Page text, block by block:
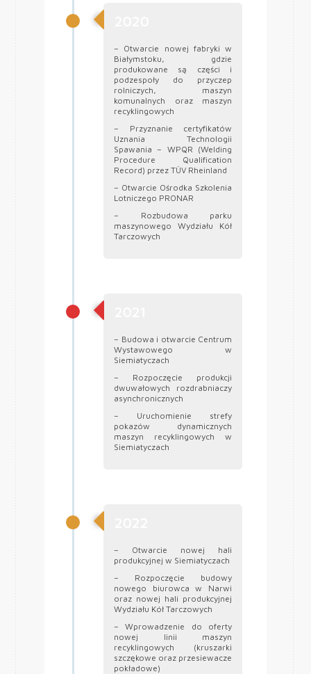
– Otwarcie nowej fabryki w
Białymstoku, gdzie
produkowane są części i
podzespoły do przyczep
rolniczych, maszyn
komunalnych oraz maszyn
recyklingowych
– Przyznanie certyfikatów
Uznania Technologii
Spawania – WPQR (Welding
Procedure Qualification
Record) przez TÜV Rheinland
– Otwarcie Ośrodka Szkolenia
Lotniczego PRONAR
– Rozbudowa parku
maszynowego Wydziału Kół
Tarczowych
– Budowa i otwarcie Centrum
Wystawowego w
Siemiatyczach
– Rozpoczęcie produkcji
dwuwałowych rozdrabniaczy
asynchronicznych
– Uruchomienie strefy
pokazów dynamicznych
maszyn recyklingowych w
Siemiatyczach
– Otwarcie nowej hali
produkcyjnej w Siemiatyczach
– Rozpoczęcie budowy
nowego biurowca w Narwi
oraz nowej hali produkcyjnej
Wydziału Kół Tarczowych
– Wprowadzenie do oferty
nowej linii maszyn
recyklingowych (kruszarki
szczękowe oraz przesiewacze
pokładowe)